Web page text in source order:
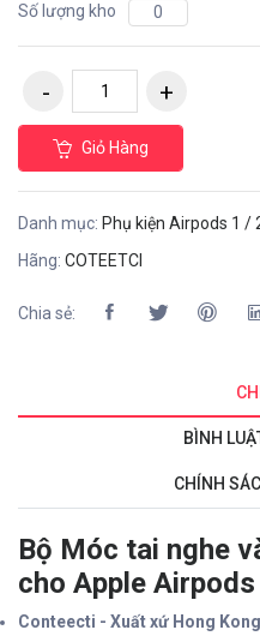
Số lượng kho
0
Giỏ Hàng
Danh mục: Phụ kiện Airpods 1 /
Hãng: COTEETCI
Chia sẻ:
BÌNH
CHÍNH
Bộ Móc tai nghe
cho Apple
Conteecti - Xuất xứ Hong Kong